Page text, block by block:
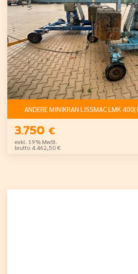
ANDERE MINIKRAN LISSMAC LMK 400|
3.750 €
exkl. 19% MwSt.
brutto 4.462,50 €